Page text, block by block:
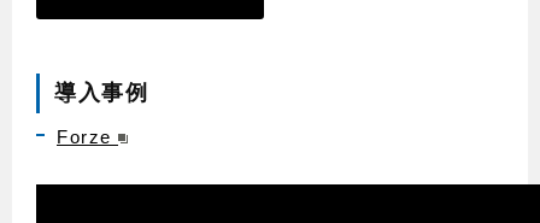
導入事例
Forze